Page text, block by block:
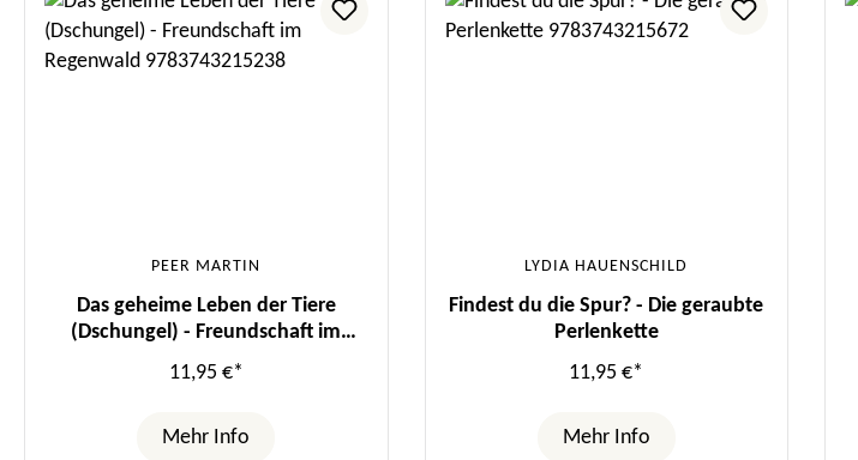
PEER MARTIN
Das geheime Leben der Tiere
(Dschungel) - Freundschaft im
Regenwald
11,95 €*
Mehr Info
LYDIA HAUENSCHILD
Findest du die Spur? - Die geraubte
Perlenkette
11,95 €*
Mehr Info